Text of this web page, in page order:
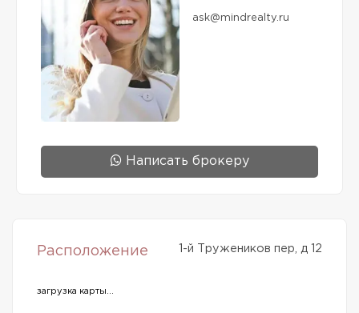
ask@mindrealty.ru
Написать брокеру
Расположение 1-й Тружеников пер, д 12
загрузка карты...